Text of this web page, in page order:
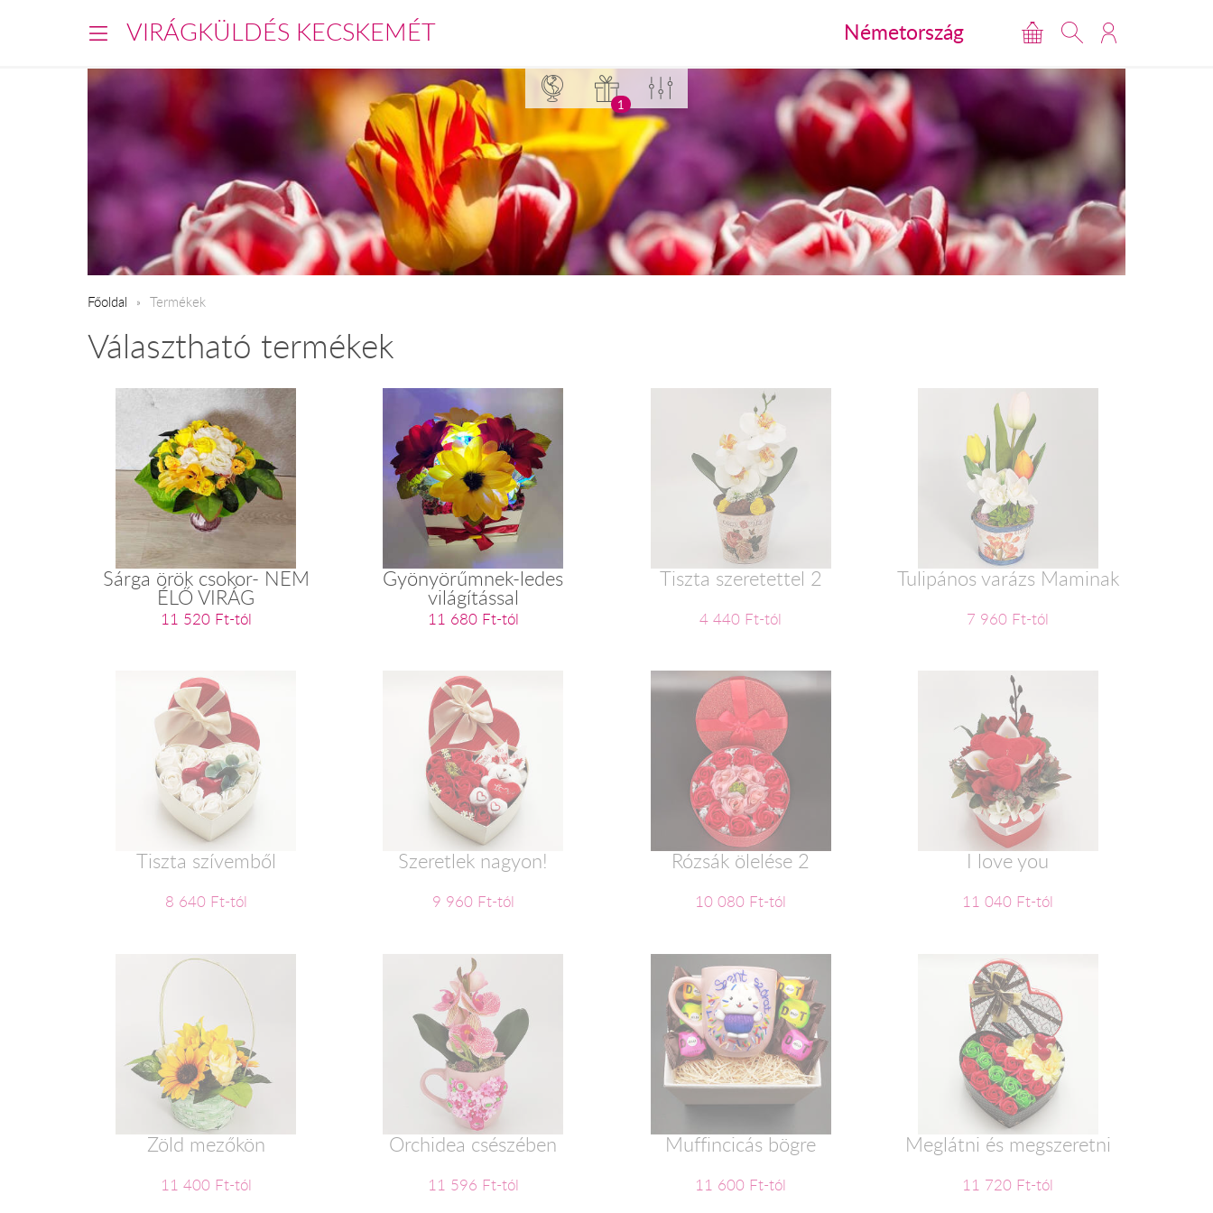
VIRÁGKÜLDÉS KECSKEMÉT Németország
1
Főoldal Termékek
Választható termékek
Sárga örök csokor- NEM
ÉLŐ VIRÁG
11 520 Ft-tól
Gyönyörűmnek-ledes
világítással
11 680 Ft-tól
Tiszta szeretettel 2
4 440 Ft-tól
Tulipános varázs Maminak
7 960 Ft-tól
Tiszta szívemből
8 640 Ft-tól
Szeretlek nagyon!
9 960 Ft-tól
Rózsák ölelése 2
10 080 Ft-tól
I love you
11 040 Ft-tól
Zöld mezőkön
11 400 Ft-tól
Orchidea csészében
11 596 Ft-tól
Muffincicás bögre
11 600 Ft-tól
Meglátni és megszeretni
11 720 Ft-tól